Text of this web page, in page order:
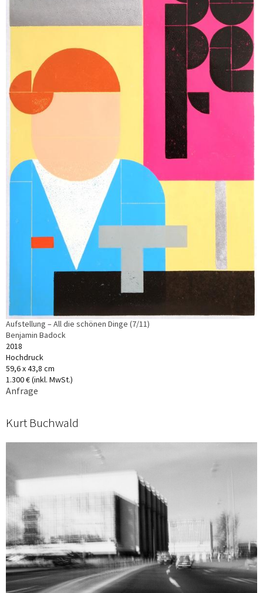
Aufstellung – All die schönen Dinge (7/11)
Benjamin Badock
2018
Hochdruck
59,6 x 43,8 cm
1.300 € (inkl. MwSt.)
Anfrage
Kurt Buchwald